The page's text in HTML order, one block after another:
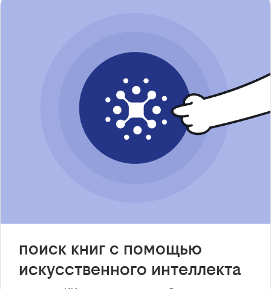
поиск книг с помощью
искусственного интеллекта